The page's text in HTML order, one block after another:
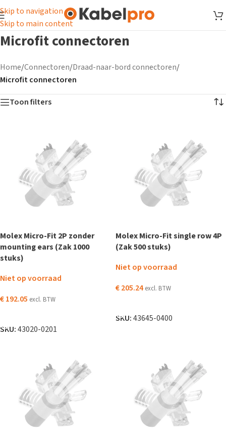
Skip to navigation
Skip to main content
Microfit connectoren
Home/Connectoren/Draad-naar-bord connectoren/
Microfit connectoren
Toon filters
Molex Micro-Fit 2P zonder
mounting ears (Zak 1000
stuks)
Niet op voorraad
€192.05 excl. BTW
SKU:43020-0201
Molex Micro-Fit single row 4P
(Zak 500 stuks)
Niet op voorraad
€205.24 excl. BTW
SKU:43645-0400